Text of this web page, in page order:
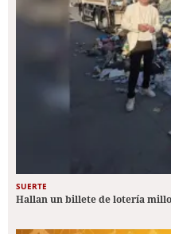
SUERTE
Hallan un billete de lotería